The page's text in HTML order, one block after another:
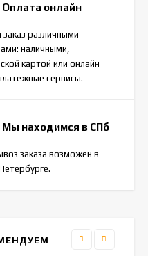
Оплата онлайн
заказ различными
наличными,
картой или онлайн
сервисы.
Мы находимся в СПб
заказа возможен в